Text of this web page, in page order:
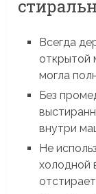
Всегда
открытой
могла
Без
внутри
Не
холодной